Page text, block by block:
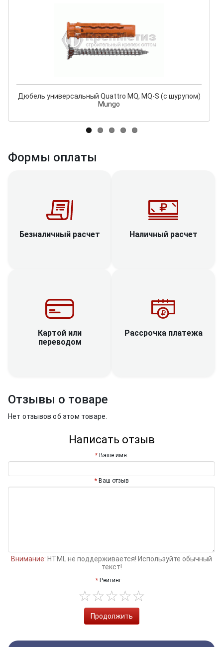
Дюбель универсальный Quattro MQ, MQ-S (с шурупом)
Mungo
Формы оплаты
Безналичный расчет Наличный расчет
Картой или
переводом
Рассрочка платежа
Отзывы о товаре
Нет отзывов об этом товаре.
Написать отзыв
Ваше имя:
Ваш отзыв
Внимание: HTML не поддерживается! Используйте обычный
текст!
Рейтинг
Продолжить